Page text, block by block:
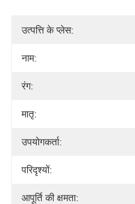
उत्पत्ति के प्लेस:
नाम:
रंग:
मातृ:
उपयोगकर्ता:
परिदृश्यों:
आपूर्ति की क्षमता: